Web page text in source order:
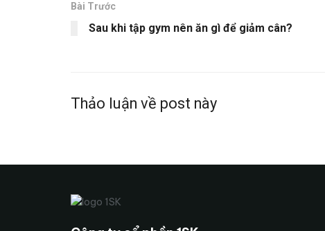
Bài Trước
Sau khi tập gym nên ăn gì để giảm cân?
Thảo luận về post này